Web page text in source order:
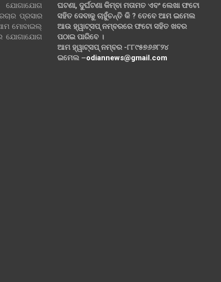
ଯୋଗାଯୋଗ
ପ୍ରସାର
ମୋବାଇଲ୍
ଯୋଗାଯୋଗ
ଘଟଣା, ଦୁର୍ଘଟଣା କିମ୍ବା ମତାମତ ଏବଂ ଲେଖା ଫଟୋ
ସହିତ ଦେବାକୁ ଚାହୁଁଚନ୍ତି କି ? ତେବେ ଆମ ଇମେଲ
ଆଉ ହ୍ୱାଟ୍‌ସପ୍ ନମ୍ବରରେ ଫଟୋ ସହିତ ଖବର
ପଠାଇ ପାରିବେ ।
ଆମ ହ୍ୱାଟ୍‌ସପ୍ ନମ୍ବର -୮୮୯୫୭୬୬୮୨୪
ଇମେଲ –odiannews@gmail.com